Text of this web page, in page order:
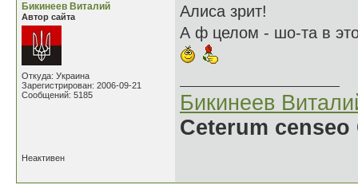
Бикинеев Виталий
Автор сайта
Откуда: Украина
Зарегистрирован: 2006-09-21
Сообщений: 5185
Алиса зрит!
А ф целом - шо-та в
Бикинеев
Ceterum
Неактивен